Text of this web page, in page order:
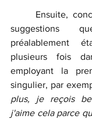
suggestions
préalablement
plusieurs fois
employant la
singulier, par
plus, je reçois
j'aime cela parce